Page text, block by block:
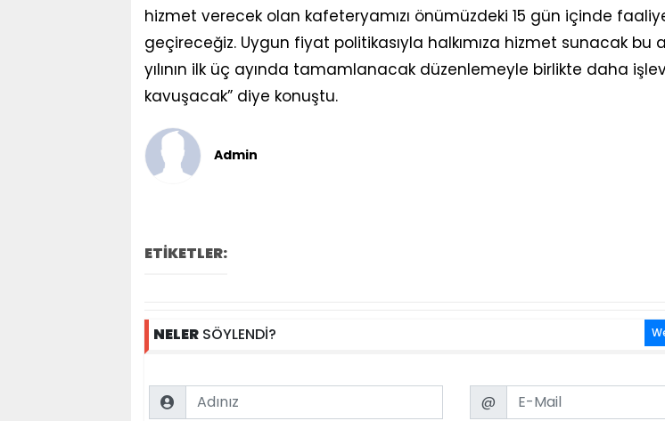
hizmet verecek olan kafeteryamızı önümüzdeki 15 gün içinde
geçireceğiz. Uygun fiyat politikasıyla halkımıza hizmet sunacak bu
yılının ilk üç ayında tamamlanacak düzenlemeyle birlikte daha
kavuşacak” diye konuştu.
Admin
ETİKETLER:
NELER SÖYLENDİ?
Name Email
@